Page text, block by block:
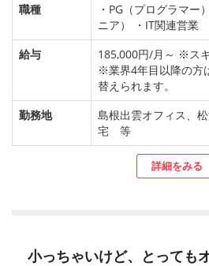
職種
・PG（プログラマー
ニア） ・IT関連営業
給与
185,000円/月～ ※ス
※業界4年目以降の方
替えられます。
勤務地
島根出雲オフィス、
宅 等
詳細をみる
小っちゃいけど、とっても